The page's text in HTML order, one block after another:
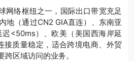
网络枢纽之一，国际出口带宽充足
地（通过CN2 GIA直连）、东南亚
迟<50ms）、欧美（美国西海岸延
接质量稳定，适合跨境电商、外贸
区域访问的业务。